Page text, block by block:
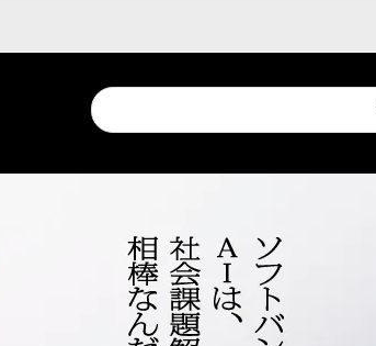
Conduct
a
search